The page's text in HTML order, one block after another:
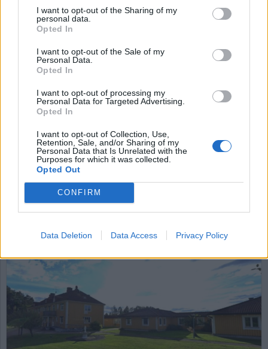
I want to opt-out of the Sharing of my
personal data.
Opted In
I want to opt-out of the Sale of my
Personal Data.
Opted In
I want to opt-out of processing my
Personal Data for Targeted Advertising.
Opted In
I want to opt-out of Collection, Use,
Retention, Sale, and/or Sharing of my
Personal Data that Is Unrelated with the
Purposes for which it was collected.
Opted Out
CONFIRM
Data Deletion Data Access Privacy Policy
Lavinartad ökning av JO-
anmälningar mot
Kriminalvården
Kriminalvårdsmagasinet har granskat antalet
anmälningar till Justitieombudsmannen (JO) som
riktats mot Kriminalvården, och har kommit fram
till att de har ökat med nästan 175 procent de